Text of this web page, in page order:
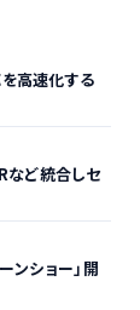
高速化する
など統合しセ
ンショー」開